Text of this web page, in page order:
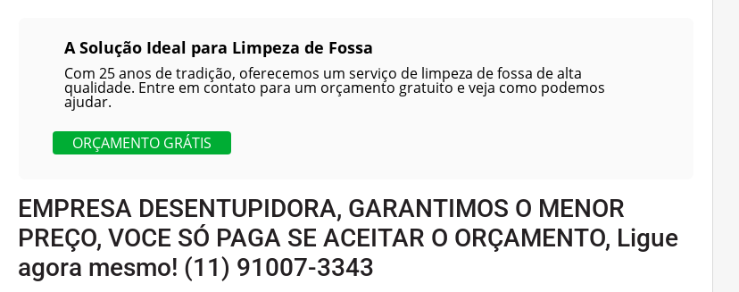
A Solução Ideal para Limpeza de Fossa
Com 25 anos de tradição, oferecemos um serviço de limpeza de fossa de alta
qualidade. Entre em contato para um orçamento gratuito e veja como podemos
ajudar.
ORÇAMENTO GRÁTIS
EMPRESA DESENTUPIDORA, GARANTIMOS O MENOR
PREÇO, VOCE SÓ PAGA SE ACEITAR O ORÇAMENTO, Ligue
agora mesmo! (11) 91007-3343